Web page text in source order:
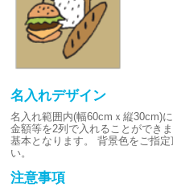
名入れデザイン
名入れ範囲内(幅60cmｘ縦30cm)
金額等を2列で入れることができま
基本となります。
背景色をご指
い。
注意事項